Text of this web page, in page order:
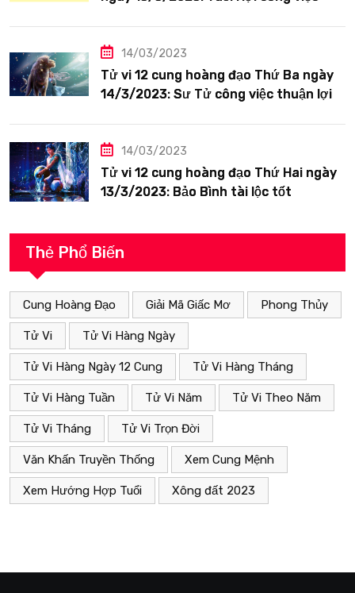
14/03/2023
Tử vi 12 cung hoàng đạo Thứ Ba ngày
14/3/2023: Sư Tử công việc thuận lợi
14/03/2023
Tử vi 12 cung hoàng đạo Thứ Hai ngày
13/3/2023: Bảo Bình tài lộc tốt
Thẻ Phổ Biến
Cung Hoàng Đạo Giải Mã Giấc Mơ Phong Thủy
Tử Vi Tử Vi Hàng Ngày
Tử Vi Hàng Ngày 12 Cung Tử Vi Hàng Tháng
Tử Vi Hàng Tuần Tử Vi Năm Tử Vi Theo Năm
Tử Vi Tháng Tử Vi Trọn Đời
Văn Khấn Truyền Thống Xem Cung Mệnh
Xem Hướng Hợp Tuổi Xông đất 2023